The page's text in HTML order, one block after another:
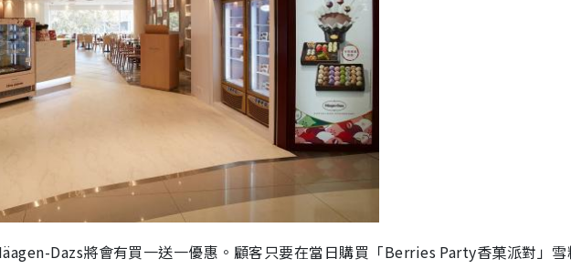
Dazs將會有買一送一優惠。顧客只要在當日購買「Berries Party香菓派對」